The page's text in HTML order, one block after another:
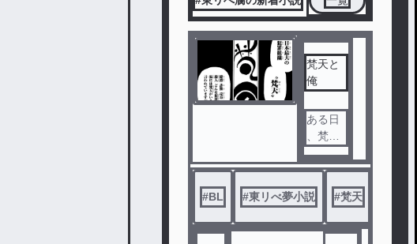
梵天と
俺
ある日
、梵天
のメン
バーで
ある灰
谷兄弟
に連れ
て行か
#BL #東リべ夢小説 #梵天